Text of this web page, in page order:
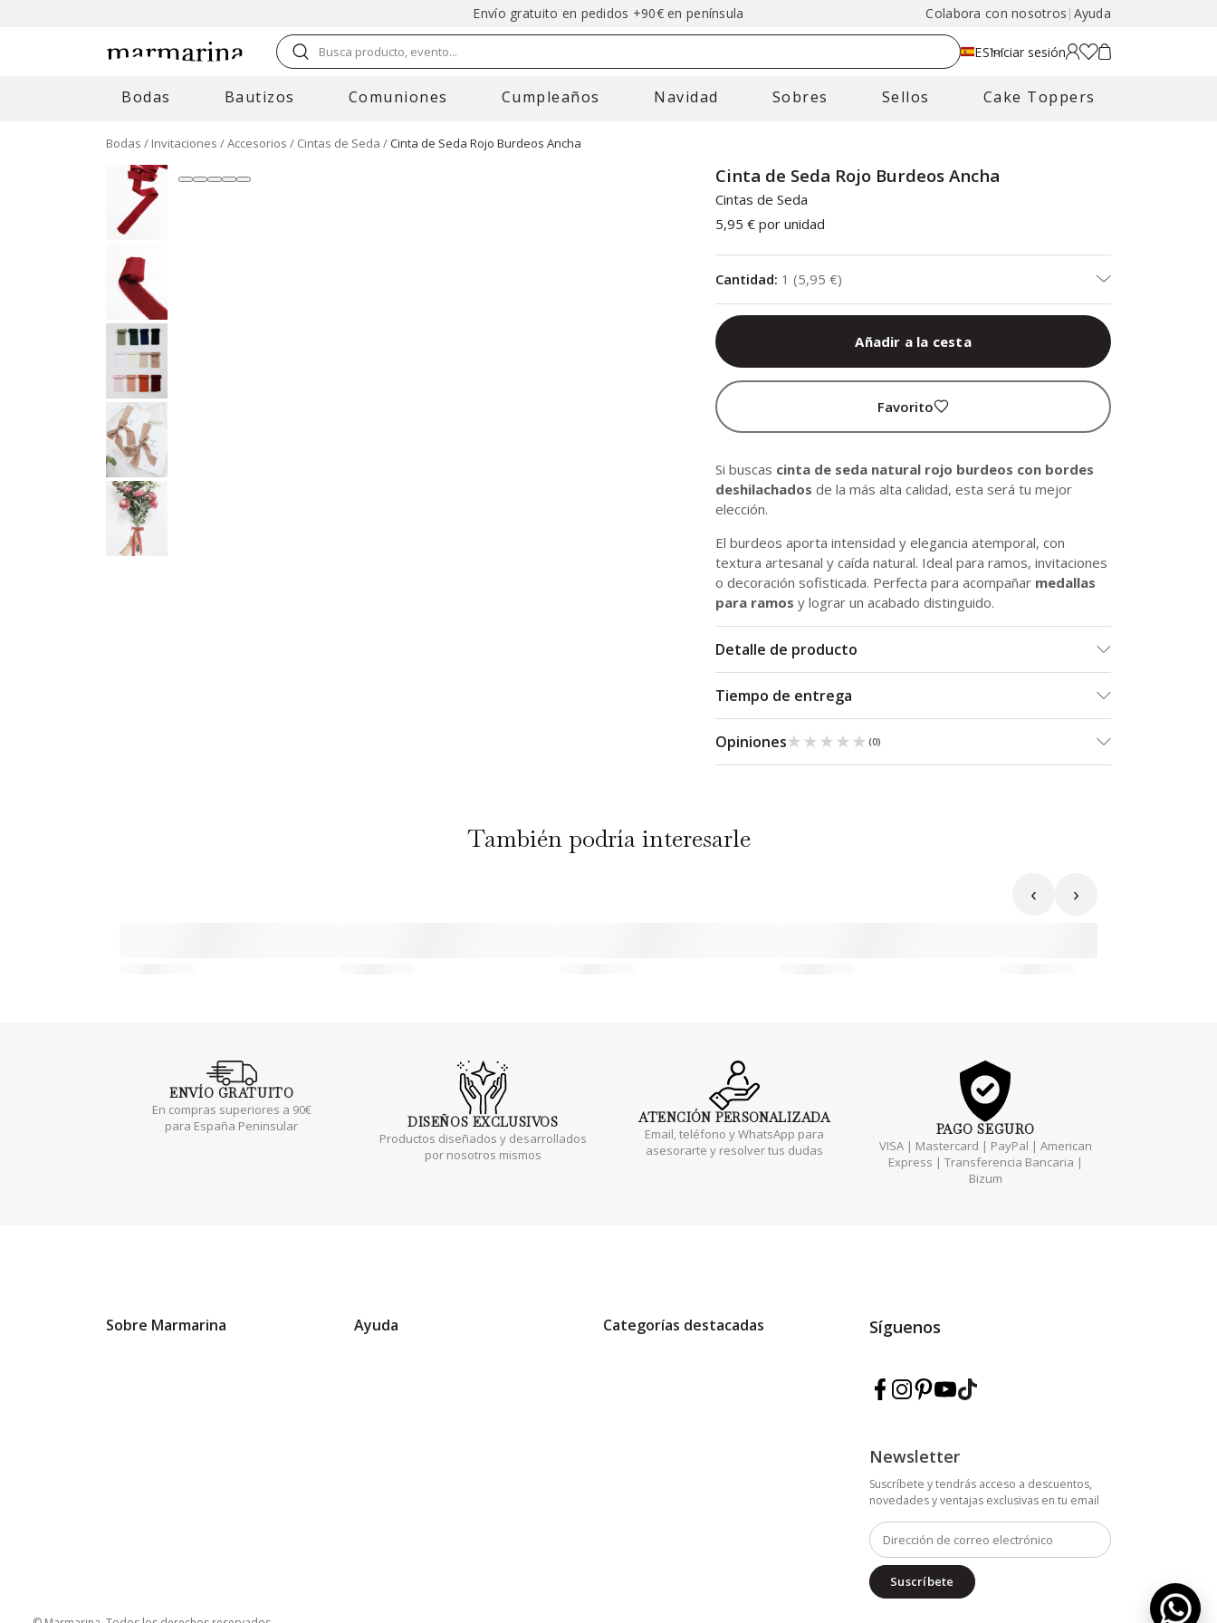
Envío gratuito en pedidos +90€ en península Colabora con nosotros | Ayuda
Busca producto, evento... ESIniciar sesión
Bodas Bautizos Comuniones Cumpleaños Navidad Sobres Sellos Cake Toppers
Bodas Invitaciones Accesorios Cintas de Seda Cinta de Seda Rojo Burdeos Ancha
Cinta de Seda Rojo Burdeos Ancha
Cintas de Seda
5,95 € por unidad
Cantidad: 1 (5,95 €)
Añadir a la cesta
Favorito
Si buscas cinta de seda natural rojo burdeos con bordes
deshilachados de la más alta calidad, esta será tu mejor
elección.
El burdeos aporta intensidad y elegancia atemporal, con
textura artesanal y caída natural. Ideal para ramos, invitaciones
o decoración sofisticada. Perfecta para acompañar medallas
para ramos y lograr un acabado distinguido.
Detalle de producto
Tiempo de entrega
Opiniones★★★★★
★★★★★(0)
También podría interesarle
‹ ›
ENVÍO GRATUITO
En compras superiores a 90€
para España Peninsular
DISEÑOS EXCLUSIVOS
Productos diseñados y desarrollados
por nosotros mismos
ATENCIÓNPERSONALIZADA
Email, teléfono y WhatsApp para
asesorarte y resolver tus dudas
PAGOSEGURO
VISA | Mastercard | PayPal | American
Express | Transferencia Bancaria |
Bizum
Sobre Marmarina Ayuda Categorías destacadas
Newsletter
Suscríbete y tendrás acceso a descuentos,
novedades y ventajas exclusivas en tu email
Suscríbete
Síguenos
Síguenos en Facebook — Marmarina
Síguenos en Instagram — Marmarina
Síguenos en Pinterest — Marmarina
Síguenos en YouTube — Marmarina
Síguenos en TikTok — Marmarina